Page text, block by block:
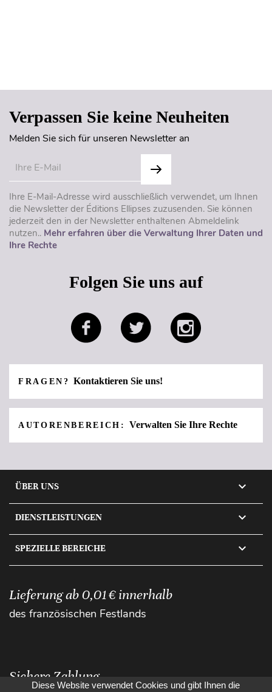
Verpassen Sie keine Neuheiten
Melden Sie sich für unseren Newsletter an
Ihre E-Mail-Adresse wird ausschließlich verwendet, um Ihnen
die Newsletter der Éditions Ellipses zuzusenden. Sie können
jederzeit den in der Newsletter enthaltenen Abmeldelink
nutzen.. Mehr erfahren über die Verwaltung Ihrer Daten und
Ihre Rechte
Folgen Sie uns auf
FRAGEN?Kontaktieren Sie uns!
AUTORENBEREICH:Verwalten Sie Ihre Rechte
ÜBER UNS 
DIENSTLEISTUNGEN 
SPEZIELLE BEREICHE 
Lieferung ab 0,01 € innerhalb
des französischen Festlands
Sichere Zahlung
Diese Website verwendet Cookies und gibt Ihnen die